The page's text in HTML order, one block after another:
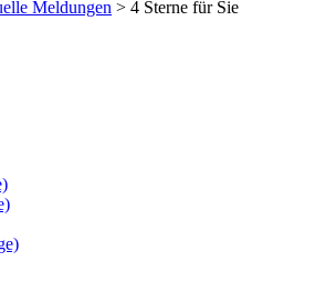
Meldungen > 4 Sterne für Sie